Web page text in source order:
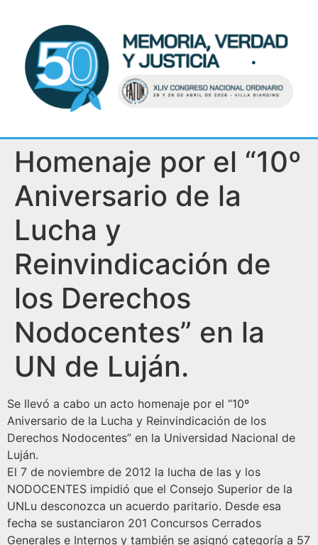
Homenaje por el “10º
Aniversario de la
Lucha y
Reinvindicación de
los Derechos
Nodocentes” en la
UN de Luján.
Se llevó a cabo un acto homenaje por el “10º
Aniversario de la Lucha y Reinvindicación de los
Derechos Nodocentes” en la Universidad Nacional de
Luján.
El 7 de noviembre de 2012 la lucha de las y los
NODOCENTES impidió que el Consejo Superior de la
UNLu desconozca un acuerdo paritario. Desde esa
fecha se sustanciaron 201 Concursos Cerrados
Generales e Internos y también se asignó categoría a 57